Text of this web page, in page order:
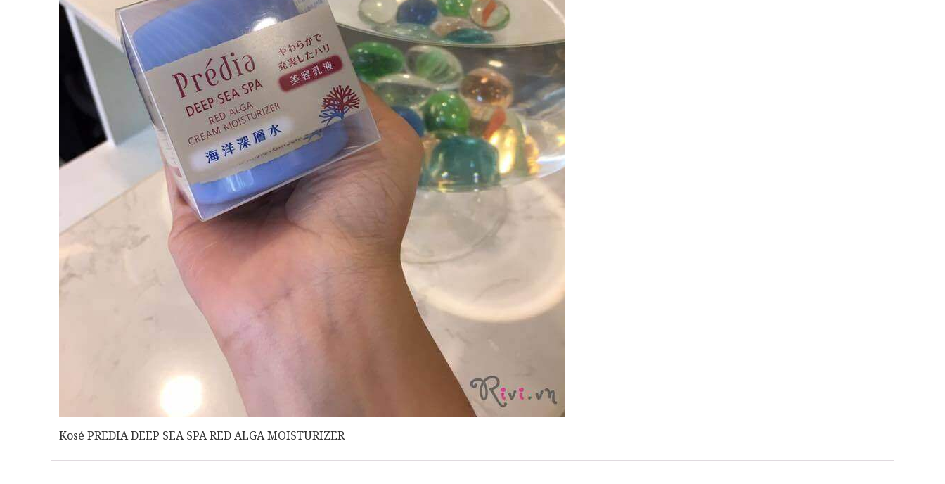
Kosé PREDIA DEEP SEA SPA RED ALGA MOISTURIZER